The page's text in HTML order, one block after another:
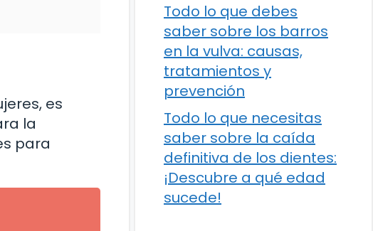
es
la
para
Todo lo que debes
saber sobre los barros
en la vulva: causas,
tratamientos y
prevención
Todo lo que necesitas
saber sobre la caída
definitiva de los dientes:
¡Descubre a qué edad
sucede!